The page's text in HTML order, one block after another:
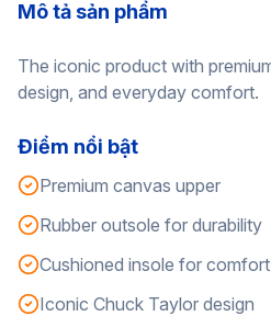
Mô tả sản phẩm
The iconic product with
design, and everyday comfort.
Điểm nổi bật
Premium canvas upper
Rubber outsole for durability
Cushioned insole for comfort
Iconic Chuck Taylor design